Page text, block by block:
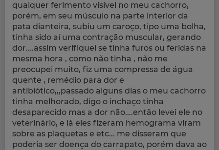
qualquer ferimento visível no meu cachorro,
porém, em seu músculo na parte interior da
pata dianteira, subiu um caroço, tipo uma bolha,
tinha sido aí uma contração muscular, gerando
dor....assim verifiquei se tinha furos ou feridas na
mesma hora , como não tinha , não me
preocupei muito, fiz uma compressa de água
quente , remédio para dor e
antibiótico,,,passado alguns dias o meu cachorro
tinha melhorado, digo o inchaço tinha
desaparecido mas a dor não....então levei ele no
veterinário, e lá eles fizeram hemograma viram
sobre as plaquetas e etc... me disseram que
poderia ser doença do carrapato, porém dava ao